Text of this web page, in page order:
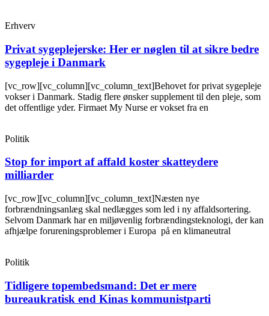
Erhverv
Privat sygeplejerske: Her er nøglen til at sikre bedre
sygepleje i Danmark
[vc_row][vc_column][vc_column_text]Behovet for privat sygepleje
vokser i Danmark. Stadig flere ønsker supplement til den pleje, som
det offentlige yder. Firmaet My Nurse er vokset fra en
Politik
Stop for import af affald koster skatteydere
milliarder
[vc_row][vc_column][vc_column_text]Næsten nye
forbrændningsanlæg skal nedlægges som led i ny affaldsortering.
Selvom Danmark har en miljøvenlig forbrændingsteknologi, der kan
afhjælpe forureningsproblemer i Europa på en klimaneutral
Politik
Tidligere topembedsmand: Det er mere
bureaukratisk end Kinas kommunistparti